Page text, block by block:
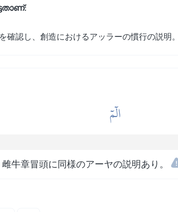
認し、創造におけるアッラーの慣行の説明。
الٓمٓ
牛章冒頭に同様のアーヤの説明あり。